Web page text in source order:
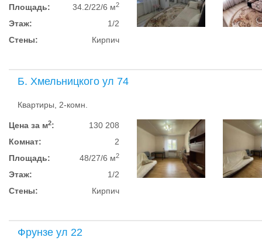
Площадь:
34.2/22/6 м2
Этаж:
1/2
Стены:
Кирпич
Б. Хмельницкого ул 74
Квартиры, 2-комн.
Цена за м2:
130 208
Комнат:
2
Площадь:
48/27/6 м2
Этаж:
1/2
Стены:
Кирпич
Фрунзе ул 22